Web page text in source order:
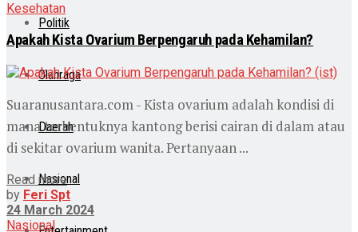
Politik
Olahraga
Daerah
Nasional
Kesehatan
Apakah Kista Ovarium Berpengaruh pada Kehamilan?
Suaranusantara.com - Kista ovarium adalah kondisi di
mana terbentuknya kantong berisi cairan di dalam atau
di sekitar ovarium wanita. Pertanyaan ...
Read more
by Feri Spt
24 March 2024
Nasional